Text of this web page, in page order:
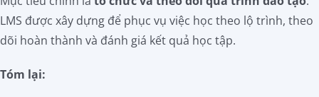
LMS được xây dựng để phục vụ việc học theo lộ trình, theo
dõi hoàn thành và đánh giá kết quả học tập.
Tóm lại: